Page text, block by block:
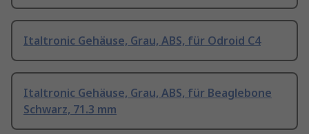
Italtronic Gehäuse, Grau, ABS, für Odroid C4
Italtronic Gehäuse, Grau, ABS, für Beaglebone
Schwarz, 71.3 mm